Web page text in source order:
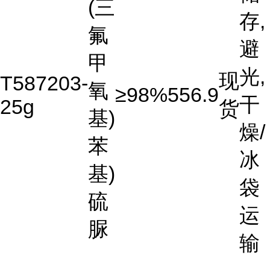
T587203-
25g
(三
氟
甲
氧
基)
苯
基)
硫
脲
≥98%556.9
现
货
存,
避
光,
干
燥/
冰
袋
运
输